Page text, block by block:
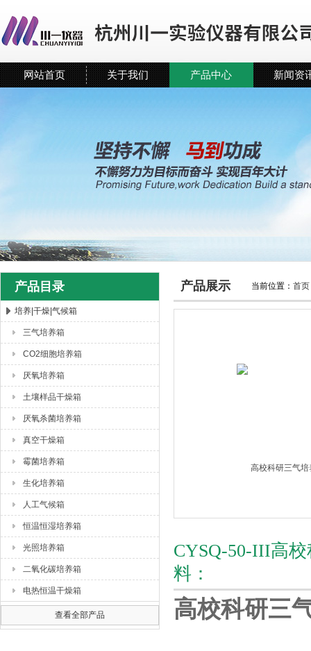
杭州川一实验仪器有限公司
网站首页 关于我们 产品中心 新闻资
产品目录
培养|干燥|气候箱
三气培养箱
CO2细胞培养箱
厌氧培养箱
土壤样品干燥箱
厌氧杀菌培养箱
真空干燥箱
霉菌培养箱
生化培养箱
人工气候箱
恒温恒湿培养箱
光照培养箱
二氧化碳培养箱
电热恒温干燥箱
查看全部产品
产品展示 当前位置： 首页
CYSQ-50-III高
料：
高校科研三